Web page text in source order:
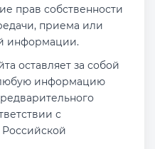
прав собственности
приема или
информации.
оставляет за собой
информацию
с
Российской